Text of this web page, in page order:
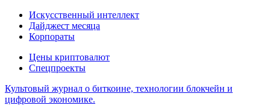
Искусственный интеллект
Дайджест месяца
Корпораты
Цены криптовалют
Спецпроекты
Культовый журнал о биткоине, технологии блокчейн и
цифровой экономике.